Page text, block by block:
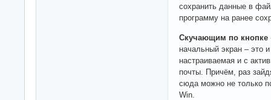
сохранить данные в
программу на ранее
Скучающим по кнопке
начальный экран – это
настраиваемая и с
почты. Причём, раз
сюда можно не только
Win.